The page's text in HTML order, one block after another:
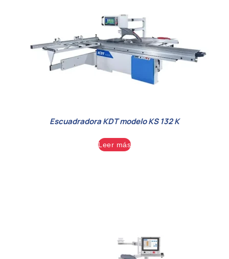
Escuadradora KDT modelo KS 132 K
Leer más